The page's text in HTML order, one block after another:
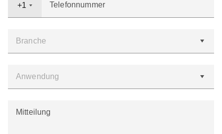
Telefonnummer
+1
Mitteilung